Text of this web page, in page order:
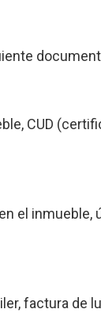
CUD
el inmueble,
factura de